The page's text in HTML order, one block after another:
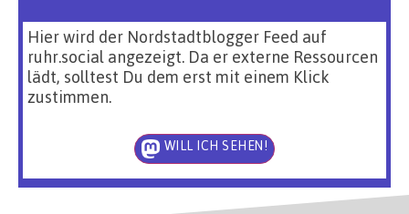
Hier wird der Nordstadtblogger Feed auf
ruhr.social angezeigt. Da er externe Ressourcen
lädt, solltest Du dem erst mit einem Klick
zustimmen.
WILL ICH SEHEN!